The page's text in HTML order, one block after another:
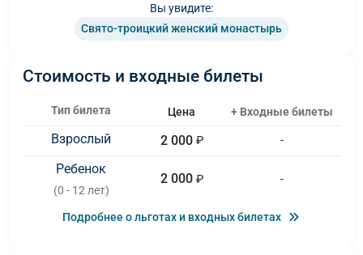
Вы увидите:
Свято-троицкий женский монастырь
Стоимость и входные билеты
Тип билета Цена + Входные билеты
Взрослый 2 000 ₽ -
Ребенок
(0 - 12 лет)
2 000 ₽ -
Подробнее о льготах и входных билетах